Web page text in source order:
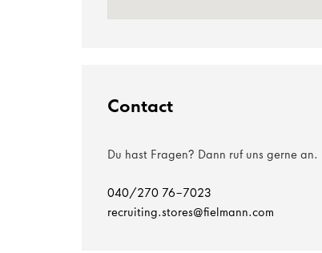
Contact
Du hast Fragen? Dann ruf uns gerne an.
040/270 76-7023
recruiting.stores@fielmann.com